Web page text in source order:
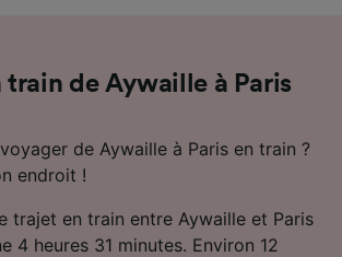
train de Aywaille à Paris
de Aywaille à Paris en train ?
endroit !
trajet en train entre Aywaille et Paris
4 heures 31 minutes. Environ 12
partenaires (fournisseurs)